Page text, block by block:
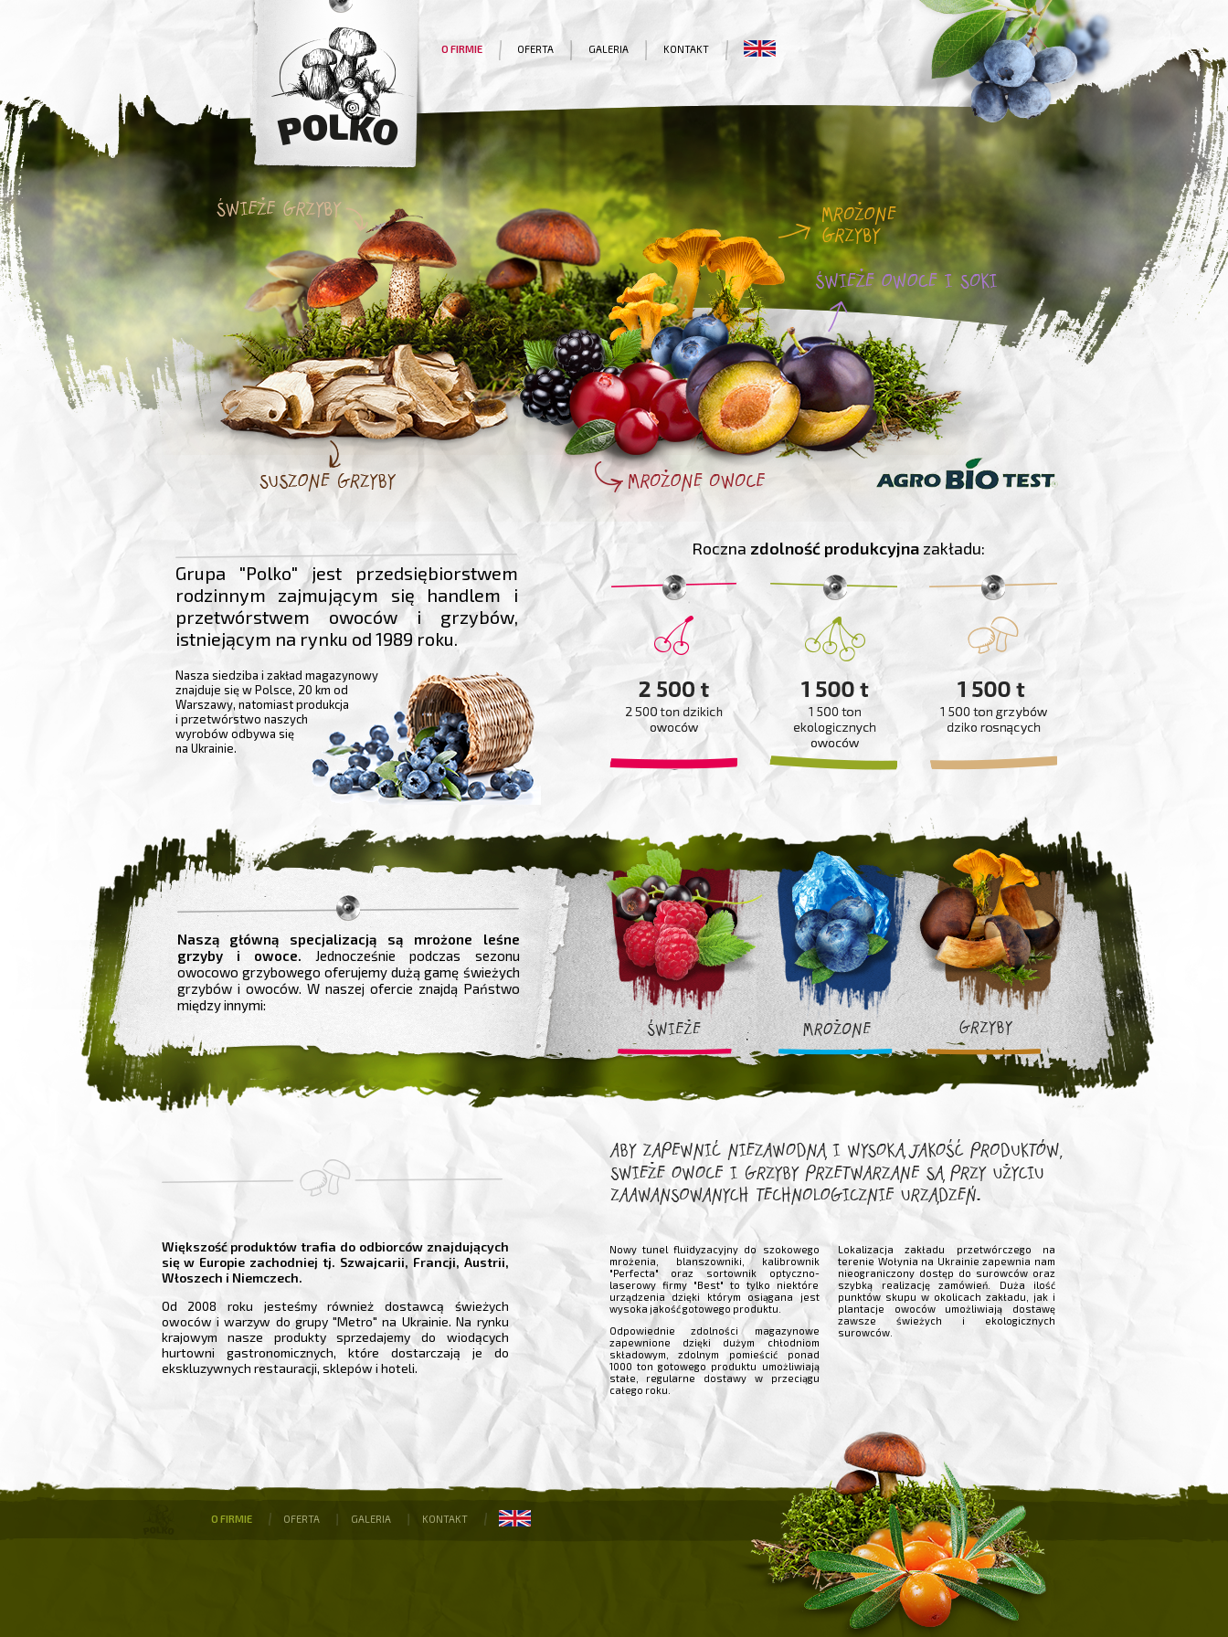
O FIRMIE OFERTA GALERIA KONTAKT
Grupa "Polko" jest przedsiębiorstwem
rodzinnym zajmującym się handlem i
przetwórstwem owoców i grzybów,
istniejącym na rynku od 1989 roku.
Nasza siedziba i zakład magazynowy
znajduje się w Polsce, 20 km od
Warszawy, natomiast produkcja
i przetwórstwo naszych
wyrobów odbywa się
na Ukrainie.
Roczna zdolność produkcyjnazakładu:
Naszą główną specjalizacją są mrożone leśne
grzyby i owoce. Jednocześnie podczas sezonu
owocowo grzybowego oferujemy dużą gamę świeżych
grzybów i owoców. W naszej ofercie znajdą Państwo
między innymi:
Większość produktów trafia do odbiorców znajdujących
się w Europie zachodniej tj. Szwajcarii, Francji, Austrii,
Włoszech i Niemczech.
Od 2008 roku jesteśmy również dostawcą świeżych
owoców i warzyw do grupy "Metro" na Ukrainie. Na rynku
krajowym nasze produkty sprzedajemy do wiodących
hurtowni gastronomicznych, które dostarczają je do
ekskluzywnych restauracji, sklepów i hoteli.
Nowy tunel fluidyzacyjny do szokowego
mrożenia, blanszowniki, kalibrownik
"Perfecta" oraz sortownik optyczno-
laserowy firmy "Best" to tylko niektóre
urządzenia dzięki którym osiągana jest
wysoka jakość gotowego produktu.
Odpowiednie zdolności magazynowe
zapewnione dzięki dużym chłodniom
składowym, zdolnym pomieścić ponad
1000 ton gotowego produktu umożliwiają
stałe, regularne dostawy w przeciągu
całego roku.
Lokalizacja zakładu przetwórczego na
terenie Wołynia na Ukrainie zapewnia nam
nieograniczony dostęp do surowców oraz
szybką realizację zamówień. Duża ilość
punktów skupu w okolicach zakładu, jak i
plantacje owoców umożliwiają dostawę
zawsze świeżych i ekologicznych
surowców.
O FIRMIE OFERTA GALERIA KONTAKT